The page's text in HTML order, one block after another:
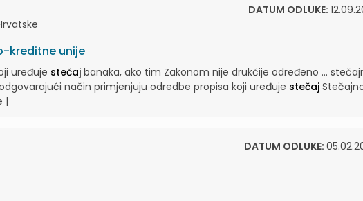
DATUM ODLUKE:
kreditne unije
uređuje stečaj banaka, ako tim Zakonom nije drukčije određeno ...
način primjenjuju odredbe propisa koji uređuje stečaj
|
DATUM ODLUKE: